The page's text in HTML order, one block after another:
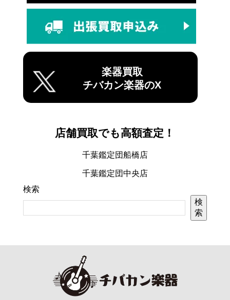
楽器買取
チバカン楽器のX
店舗買取でも高額査定！
千葉鑑定団船橋店
千葉鑑定団中央店
検索
検
索